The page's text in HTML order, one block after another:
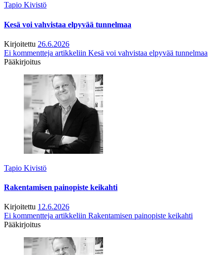
Tapio Kivistö
Kesä voi vahvistaa elpyvää tunnelmaa
Kirjoitettu 26.6.2026
Ei kommentteja artikkeliin Kesä voi vahvistaa elpyvää tunnelmaa
Pääkirjoitus
Tapio Kivistö
Rakentamisen painopiste keikahti
Kirjoitettu 12.6.2026
Ei kommentteja artikkeliin Rakentamisen painopiste keikahti
Pääkirjoitus